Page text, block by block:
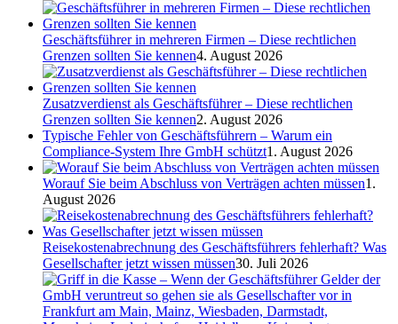
Geschäftsführer in mehreren Firmen – Diese rechtlichen
Grenzen sollten Sie kennen4. August 2026
Zusatzverdienst als Geschäftsführer – Diese rechtlichen
Grenzen sollten Sie kennen2. August 2026
Typische Fehler von Geschäftsführern – Warum ein
Compliance-System Ihre GmbH schützt1. August 2026
Worauf Sie beim Abschluss von Verträgen achten müssen1.
August 2026
Reisekostenabrechnung des Geschäftsführers fehlerhaft? Was
Gesellschafter jetzt wissen müssen30. Juli 2026